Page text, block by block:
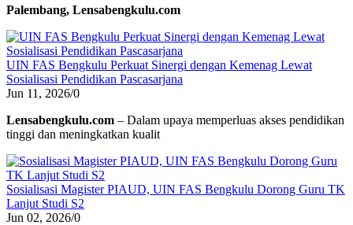
Palembang, Lensabengkulu.com
UIN FAS Bengkulu Perkuat Sinergi dengan Kemenag Lewat
Sosialisasi Pendidikan Pascasarjana
Jun 11, 2026/0
Lensabengkulu.com – Dalam upaya memperluas akses pendidikan
tinggi dan meningkatkan kualit
Sosialisasi Magister PIAUD, UIN FAS Bengkulu Dorong Guru TK
Lanjut Studi S2
Jun 02, 2026/0